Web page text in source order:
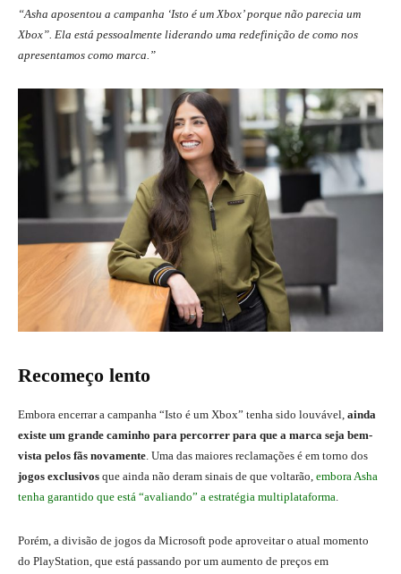
“Asha aposentou a campanha ‘Isto é um Xbox’ porque não parecia um
Xbox”. Ela está pessoalmente liderando uma redefinição de como nos
apresentamos como marca.”
Recomeço lento
Embora encerrar a campanha “Isto é um Xbox” tenha sido louvável, ainda
existe um grande caminho para percorrer para que a marca seja bem-
vista pelos fãs novamente. Uma das maiores reclamações é em torno dos
jogos exclusivos que ainda não deram sinais de que voltarão, embora Asha
tenha garantido que está “avaliando” a estratégia multiplataforma.
Porém, a divisão de jogos da Microsoft pode aproveitar o atual momento
do PlayStation, que está passando por um aumento de preços em